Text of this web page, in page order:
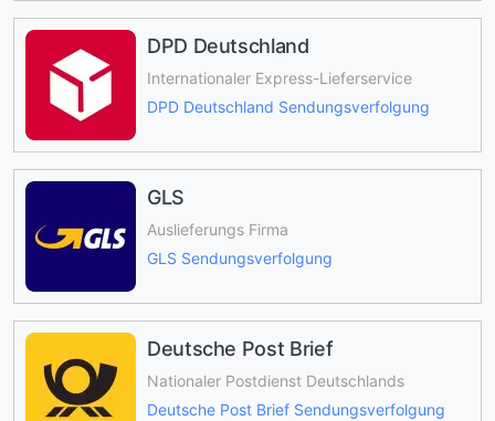
DPD Deutschland
Internationaler Express-Lieferservice
DPD Deutschland Sendungsverfolgung
GLS
Auslieferungs Firma
GLS Sendungsverfolgung
Deutsche Post Brief
Nationaler Postdienst Deutschlands
Deutsche Post Brief Sendungsverfolgung